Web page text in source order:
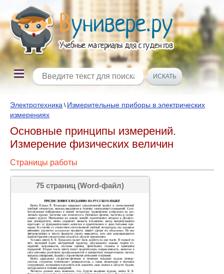
Электротехника \ Измерительные приборы в электрических
измерениях
Основные принципы измерений.
Измерение физических величин
Страницы работы
75 страниц (Word-файл)